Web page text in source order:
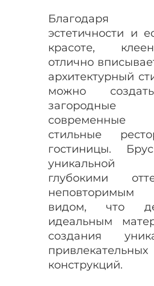
эстетичности и
красоте,
отлично
архитектурный
можно
современные
стильные
гостиницы.
уникальной
глубокими
видом, что
идеальным
создания
привлекательных
конструкций.